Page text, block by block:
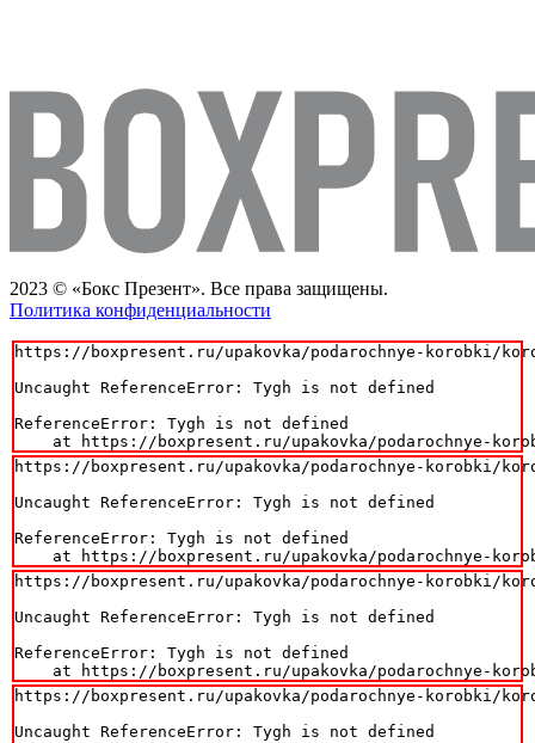
2023 © «Бокс Презент». Все права защищены.
Политика конфиденциальности
https://boxpresent.ru/upakovka/podarochnye-korobki/
Uncaught ReferenceError: Tygh is not defined
ReferenceError: Tygh is not defined
at https://boxpresent.ru/upakovka/podarochnye-
https://boxpresent.ru/upakovka/podarochnye-korobki/
Uncaught ReferenceError: Tygh is not defined
ReferenceError: Tygh is not defined
at https://boxpresent.ru/upakovka/podarochnye-
https://boxpresent.ru/upakovka/podarochnye-korobki/
Uncaught ReferenceError: Tygh is not defined
ReferenceError: Tygh is not defined
at https://boxpresent.ru/upakovka/podarochnye-
https://boxpresent.ru/upakovka/podarochnye-korobki/
Uncaught ReferenceError: Tygh is not defined